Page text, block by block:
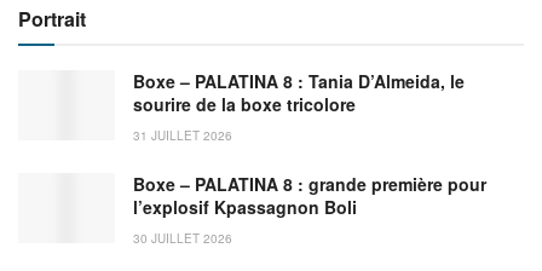
Portrait
Boxe – PALATINA 8 : Tania D’Almeida, le
sourire de la boxe tricolore
31 JUILLET 2026
Boxe – PALATINA 8 : grande première pour
l’explosif Kpassagnon Boli
30 JUILLET 2026